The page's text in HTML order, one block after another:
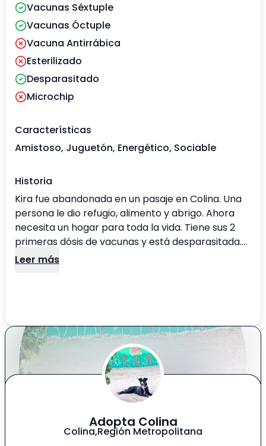
Vacunas Séxtuple
Vacunas Óctuple
Vacuna Antirrábica
Esterilizado
Desparasitado
Microchip
Características
Amistoso, Juguetón, Energético, Sociable
Historia
Kira fue abandonada en un pasaje en Colina. Una
persona le dio refugio, alimento y abrigo. Ahora
necesita un hogar para toda la vida. Tiene sus 2
primeras dósis de vacunas y está desparasitada.
Debe tener 5 meses, aproximadamente. Creemos
Leer más
Adopta Colina
Colina,Región Metropolitana